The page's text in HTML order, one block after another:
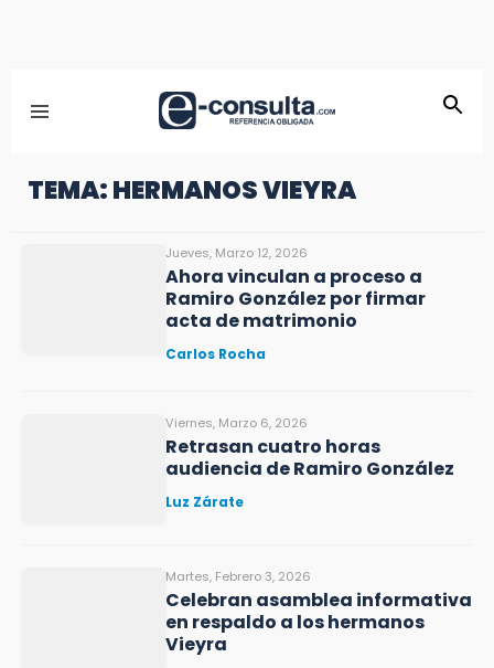
TEMA: HERMANOS VIEYRA
Jueves, Marzo 12, 2026
Ahora vinculan a proceso a
Ramiro González por firmar
acta de matrimonio
Carlos Rocha
Viernes, Marzo 6, 2026
Retrasan cuatro horas
audiencia de Ramiro González
Luz Zárate
Martes, Febrero 3, 2026
Celebran asamblea informativa
en respaldo a los hermanos
Vieyra